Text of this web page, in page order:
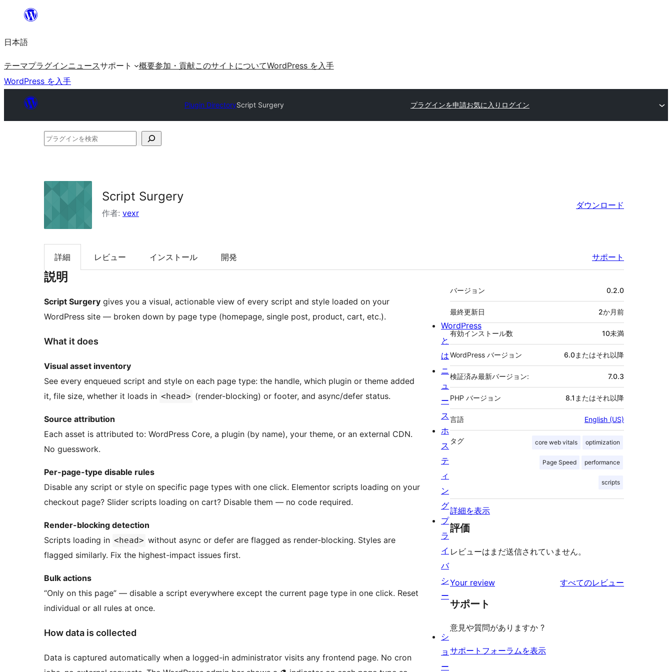
を
ッ
日本語
テーマプラグインニュースサポート 概要参加・貢献このサイトについてWordPress を入手
WordPress を入手
Plugin DirectoryScript Surgery プラグインを申請お気に入り ログイン
プ
イ
ン
検
索
Script Surgery
作者: vexr
ダウンロード
詳細 レビュー インストール 開発 サポート
説明
Script Surgery gives you a visual, actionable view of every script and style loaded on your
WordPress site — broken down by page type (homepage, single post, product, cart, etc.).
What it does
Visual asset inventory
See every enqueued script and style on each page type: the handle, which plugin or theme added
it, file size, whether it loads in <head> (render-blocking) or footer, and async/defer status.
Source attribution
Each asset is attributed to: WordPress Core, a plugin (by name), your theme, or an external CDN.
No guesswork.
Per-page-type disable rules
Disable any script or style on specific page types with one click. Elementor scripts loading on your
checkout page? Slider scripts loading on cart? Disable them — no code required.
Render-blocking detection
Scripts loading in <head> without async or defer are flagged as render-blocking. Styles are
flagged similarly. Fix the highest-impact issues first.
Bulk actions
“Only on this page” — disable a script everywhere except the current page type in one click. Reset
individual or all rules at once.
How data is collected
Data is captured automatically when a logged-in administrator visits any frontend page. No cron
メ
タ
バージョン 0.2.0
最終更新日 2か月前
有効インストール数 10未満
WordPress バージョン 6.0またはそれ以降
検証済み最新バージョン: 7.0.3
PHP バージョン 8.1またはそれ以降
言語 English (US)
タグ core web vitals optimization
Page Speed performance
scripts
詳細を表示
評価
レビューはまだ送信されていません。
Your review すべてのレビュー
サポート
意見や質問がありますか ?
サポートフォーラムを表示
WordPress
と
は
ニ
ュ
ー
ス
ホ
ス
テ
ィ
ン
グ
プ
ラ
イ
バ
シ
ー
シ
ョ
ー